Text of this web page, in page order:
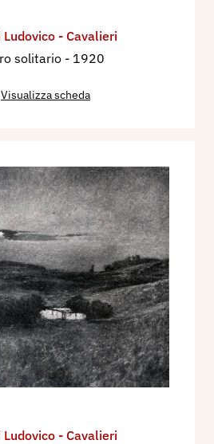
- Cavalieri
solitario - 1920
Visualizza scheda
- Cavalieri